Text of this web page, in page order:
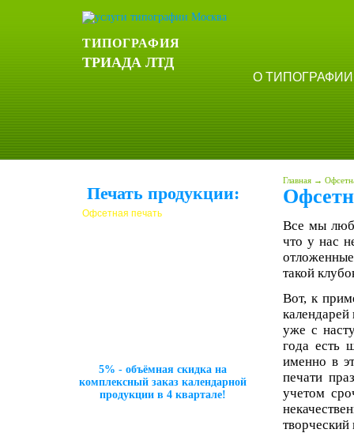
ТИПОГРАФИЯ
ТРИАДА ЛТД
О ТИПОГРАФИИ
Печать продукции:
Офсетная печать
5% - объёмная скидка на
комплексный заказ календарной
продукции в 4 квартале!
Главная →
Все мы
что у нас
такой
Вот, к
календарей
уже с
года есть
именно в
печати
учетом
творческий